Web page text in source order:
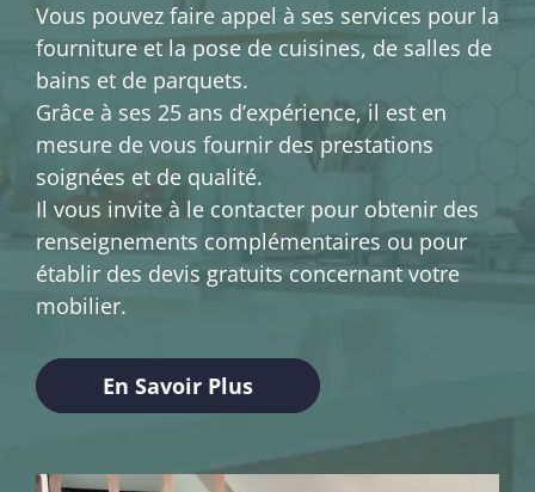
Vous pouvez faire appel à ses services pour la
fourniture et la pose de cuisines, de salles de
bains et de parquets.
Grâce à ses 25 ans d’expérience, il est en
mesure de vous fournir des prestations
soignées et de qualité.
Il vous invite à le contacter pour obtenir des
renseignements complémentaires ou pour
établir des devis gratuits concernant votre
mobilier.
En Savoir Plus